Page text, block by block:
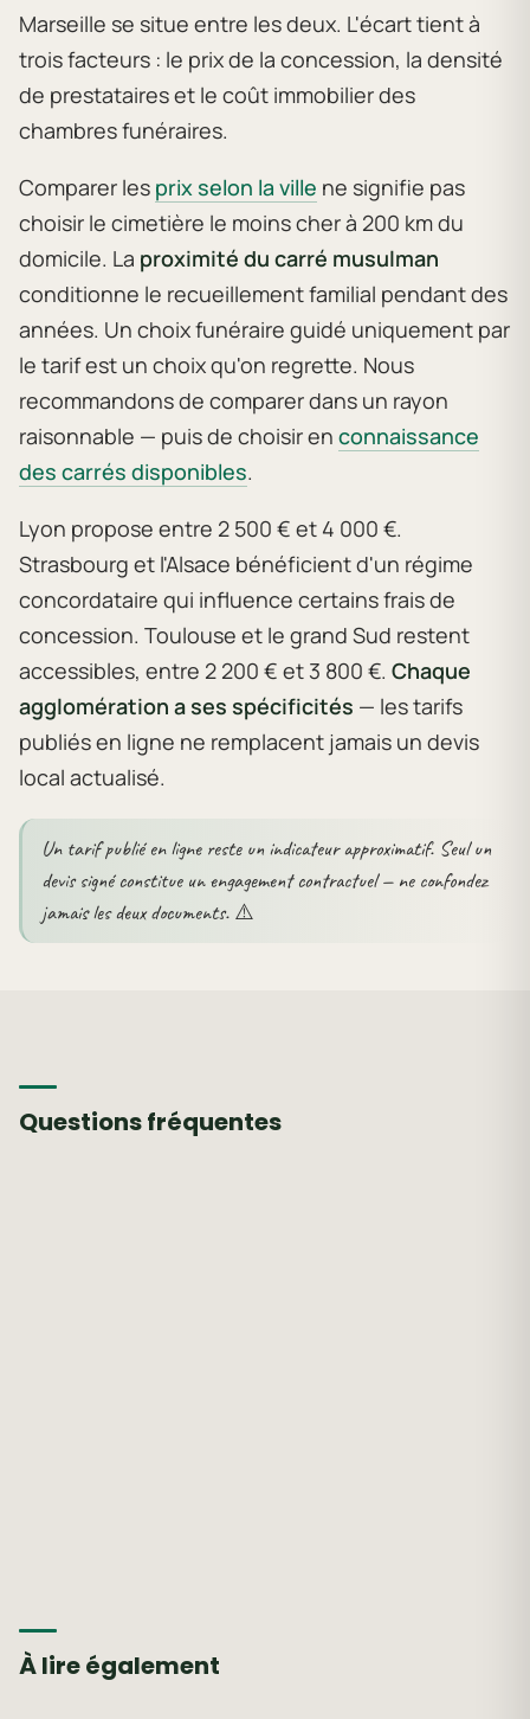
Marseille se situe entre les deux. L'écart tient à
trois facteurs : le prix de la concession, la densité
de prestataires et le coût immobilier des
chambres funéraires.
Comparer les prix selon la ville ne signifie pas
choisir le cimetière le moins cher à 200 km du
domicile. La proximité du carré musulman
conditionne le recueillement familial pendant des
années. Un choix funéraire guidé uniquement par
le tarif est un choix qu'on regrette. Nous
recommandons de comparer dans un rayon
raisonnable — puis de choisir en connaissance
des carrés disponibles.
Lyon propose entre 2 500 € et 4 000 €.
Strasbourg et l'Alsace bénéficient d'un régime
concordataire qui influence certains frais de
concession. Toulouse et le grand Sud restent
accessibles, entre 2 200 € et 3 800 €. Chaque
agglomération a ses spécificités — les tarifs
publiés en ligne ne remplacent jamais un devis
local actualisé.
Un tarif publié en ligne reste un indicateur approximatif. Seul un
devis signé constitue un engagement contractuel — ne confondez
jamais les deux documents. ⚠️
Questions fréquentes
À lire également